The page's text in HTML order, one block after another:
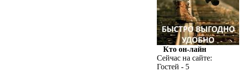
Кто он-лайн
Сейчас на сайте:
Гостей - 5